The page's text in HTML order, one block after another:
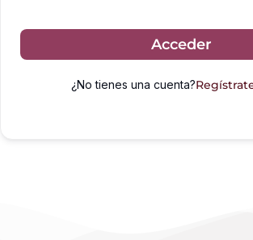
Acceder
¿No tienes una cuenta?